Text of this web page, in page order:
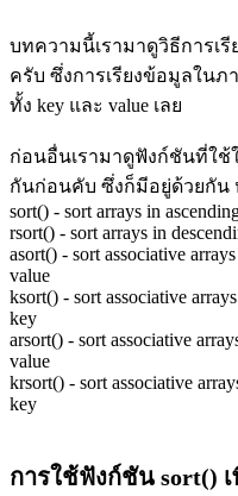
บทความนี้เรามาดูวิธีการเรี
ครับ ซึ่งการเรียงข้อมูลในภ
ทั้ง key และ value เลย
ก่อนอื่นเรามาดูฟังก์ชันที่ใช้
กันก่อนคับ ซึ่งก็มีอยู่ด้วยกัน
sort() - sort arrays in
rsort() - sort arrays in
asort() - sort associative
value
ksort() - sort associative
key
arsort() - sort associative
value
krsort() - sort associative
key
การใช้ฟังก์ชัน sort()